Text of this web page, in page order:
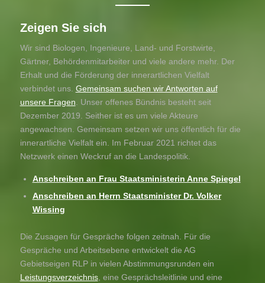
Zeigen Sie sich
Wir sind Biologen, Ingenieure, Land- und Forstwirte,
Gärtner, Behördenmitarbeiter und viele andere mehr. Der
Erhalt und die Förderung der innerartlichen Vielfalt
verbindet uns. Gemeinsam suchen wir Antworten auf
unsere Fragen . Unser offenes Bündnis besteht seit
Dezember 2019. Seither ist es um viele Akteure
angewachsen. Gemeinsam setzen wir uns öffentlich für die
innerartliche Vielfalt ein. Im Februar 2021 richtet das
Netzwerk einen Weckruf an die Landespolitik.
Anschreiben an Frau Staatsministerin Anne Spiegel
Anschreiben an Herrn Staatsminister Dr. Volker
Wissing
Die Zusagen für Gespräche folgen zeitnah. Für die
Gespräche und Arbeitsebene entwickelt die AG
Gebietseigen RLP in vielen Abstimmungsrunden ein
Leistungsverzeichnis, eine Gesprächsleitlinie und eine